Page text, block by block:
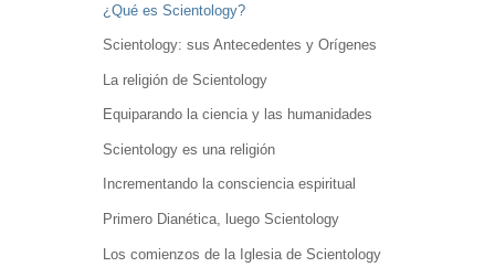
¿Qué es Scientology?
Scientology: sus Antecedentes y Orígenes
La religión de Scientology
Equiparando la ciencia y las humanidades
Scientology es una religión
Incrementando la consciencia espiritual
Primero Dianética, luego Scientology
Los comienzos de la Iglesia de Scientology